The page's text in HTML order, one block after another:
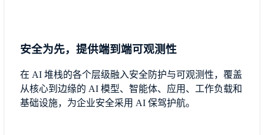
安全为先，提供端到端可观测性
在 AI 堆栈的各个层级融入安全防护与可观测性，覆盖
从核心到边缘的 AI 模型、智能体、应用、工作负载和
基础设施，为企业安全采用 AI 保驾护航。